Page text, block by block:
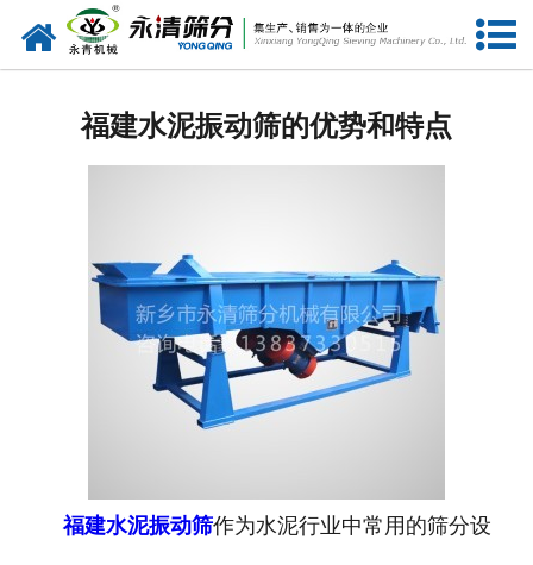
网站首页
资质荣誉
服务准则
视频中心
福建水泥振动筛的优势和特点
福建水泥振动筛作为水泥行业中常用的筛分设